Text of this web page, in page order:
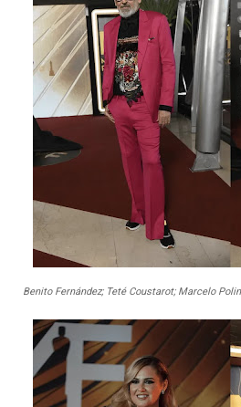
Benito Fernández; Teté Coustarot; Marcelo